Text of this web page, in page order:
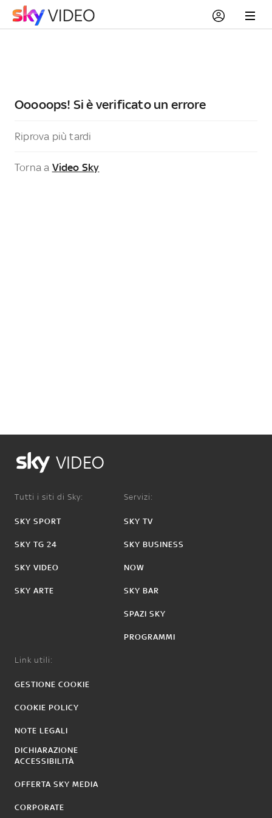
Ooooops! Si è verificato un errore
Riprova più tardi
Torna a Video Sky
VIDEO
Tutti i siti di Sky:
SKY SPORT
SKY TG 24
SKY VIDEO
SKY ARTE
Servizi:
SKY TV
SKY BUSINESS
NOW
SKY BAR
SPAZI SKY
PROGRAMMI
Link utili:
GESTIONE COOKIE
COOKIE POLICY
NOTE LEGALI
DICHIARAZIONE
ACCESSIBILITÀ
OFFERTA SKY MEDIA
CORPORATE